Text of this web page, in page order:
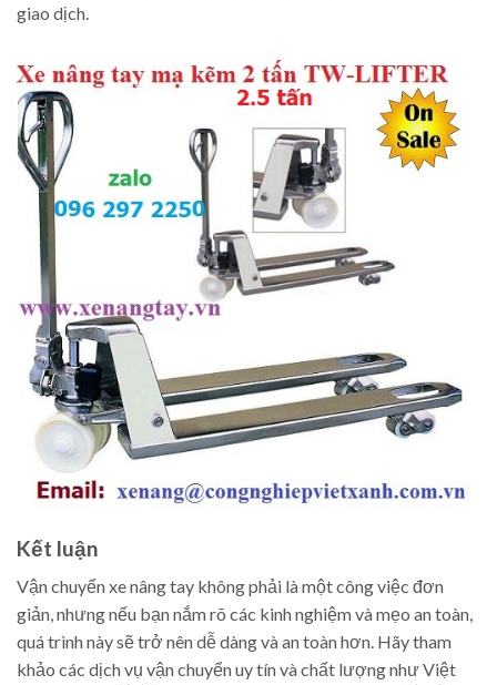
giao dịch.
Kết luận
Vận chuyển xe nâng tay không phải là một công việc đơn
giản, nhưng nếu bạn nắm rõ các kinh nghiệm và mẹo an toàn,
quá trình này sẽ trở nên dễ dàng và an toàn hơn. Hãy tham
khảo các dịch vụ vận chuyển uy tín và chất lượng như Việt